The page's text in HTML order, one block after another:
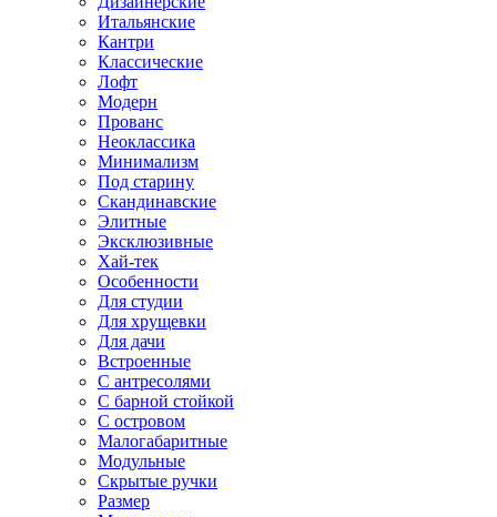
Итальянские
Кантри
Классические
Лофт
Модерн
Прованс
Неоклассика
Минимализм
Под старину
Скандинавские
Элитные
Эксклюзивные
Хай-тек
Особенности
Для студии
Для хрущевки
Для дачи
Встроенные
С антресолями
С барной стойкой
С островом
Малогабаритные
Модульные
Скрытые ручки
Размер